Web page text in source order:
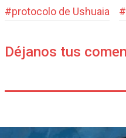
#protocolo de Ushuaia #
Déjanos tus